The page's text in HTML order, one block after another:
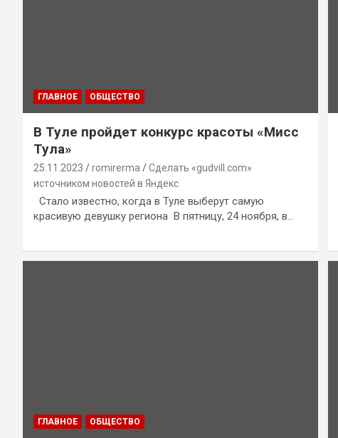
ГЛАВНОЕ ОБЩЕСТВО
В Туле пройдет конкурс красоты «Мисс
Тула»
25.11.2023 romirerma
Сделать «gudvill.com»
источником новостей в Яндекс
Стало известно, когда в Туле выберут самую
красивую девушку региона В пятницу, 24 ноября, в…
ГЛАВНОЕ ОБЩЕСТВО